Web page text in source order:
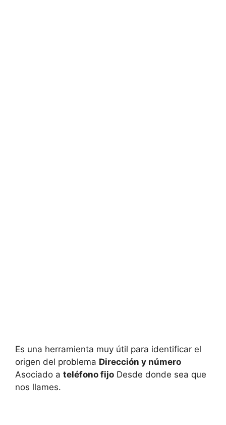
Es una herramienta muy útil para identificar el
origen del problema Dirección y número
Asociado a teléfono fijo Desde donde sea que
nos llames.